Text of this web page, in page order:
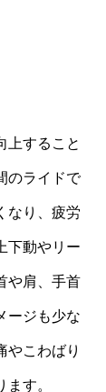
上すること
のライドで
なり、疲労
下動やリー
や肩、手首
ージも少な
やこわばり
す。